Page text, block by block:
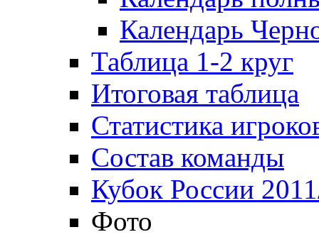
Календарь
Таблица 1-2 круг
Итоговая таблица
Статистика
Состав команды
Кубок России
Фото